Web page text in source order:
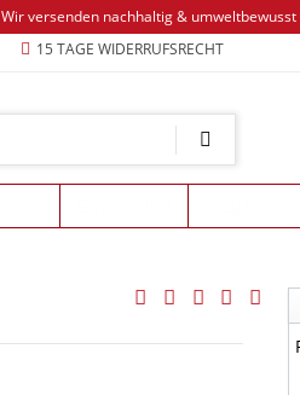
Wir versenden nachhaltig & umweltbewusst
15 TAGE WIDERRUFSRECHT